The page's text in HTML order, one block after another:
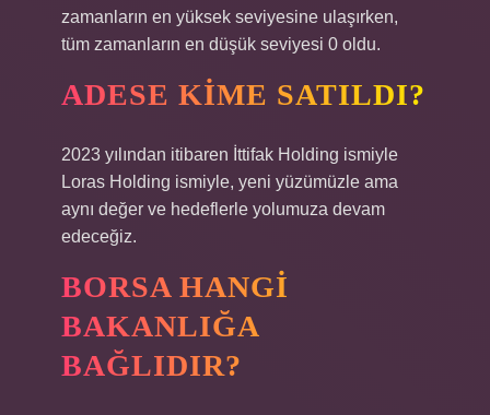
zamanların en yüksek seviyesine ulaşırken,
tüm zamanların en düşük seviyesi 0 oldu.
ADESE KIME SATILDI?
2023 yılından itibaren İttifak Holding ismiyle
Loras Holding ismiyle, yeni yüzümüzle ama
aynı değer ve hedeflerle yolumuza devam
edeceğiz.
BORSA HANGI
BAKANLIĞA
BAĞLIDIR?